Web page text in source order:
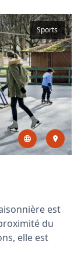
Sports
est
du
elle est